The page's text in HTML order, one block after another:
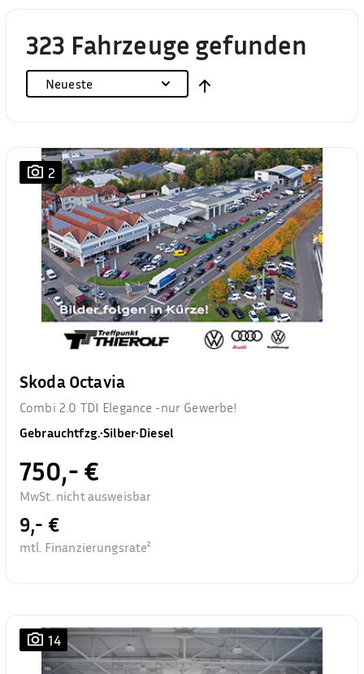
323 Fahrzeuge gefunden
Neueste
2
Skoda Octavia
Combi 2.0 TDI Elegance -nur Gewerbe!
Gebrauchtfzg.•Silber•Diesel
750,- €
MwSt. nicht ausweisbar
9,- €
mtl. Finanzierungsrate²
14